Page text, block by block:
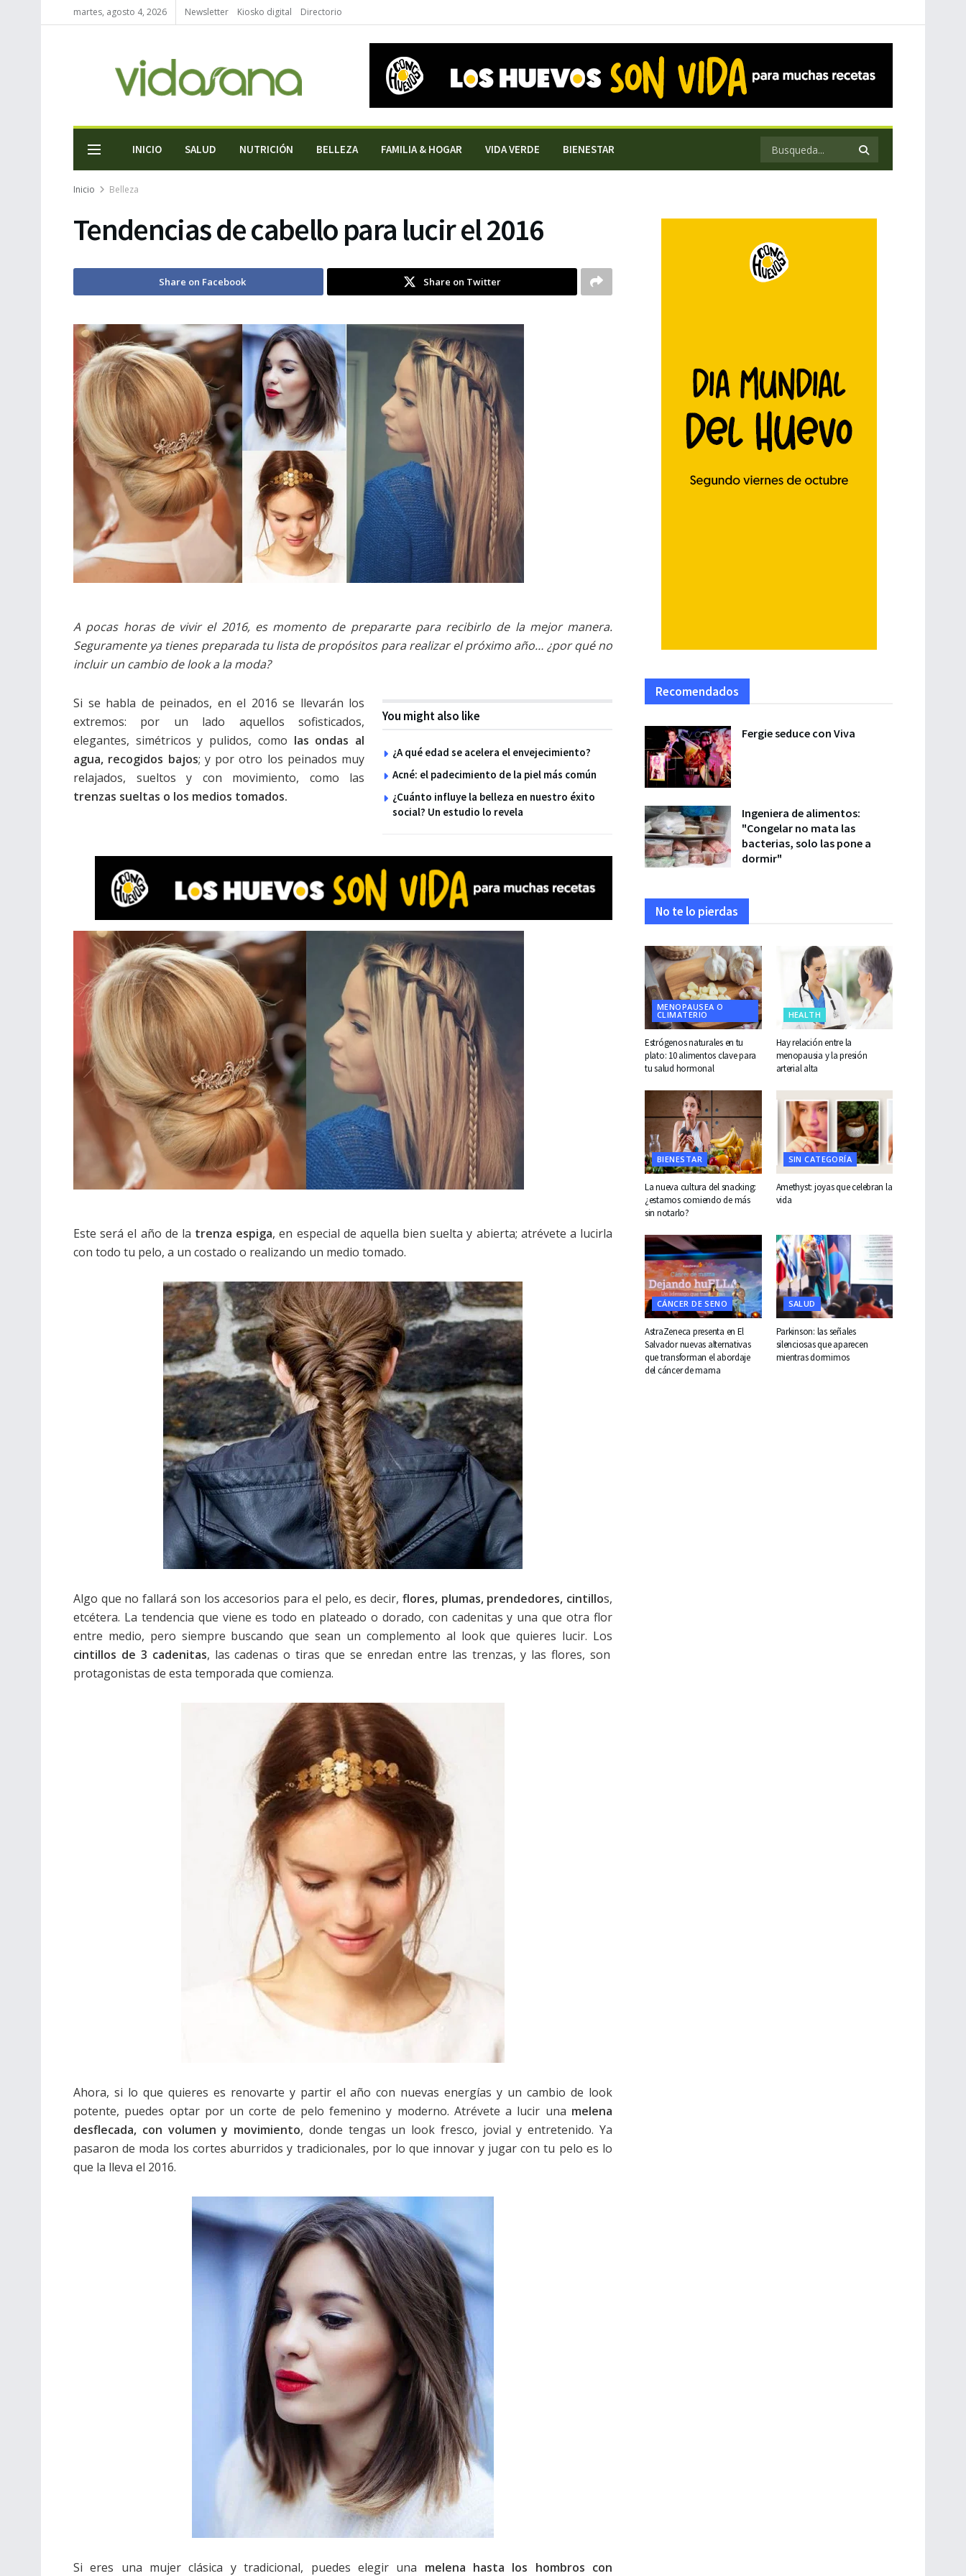
martes, agosto 4, 2026 Newsletter Kiosko digital Directorio
INICIO SALUD NUTRICIÓN BELLEZA FAMILIA & HOGAR VIDA VERDE BIENESTAR
Inicio Belleza
Tendencias de cabello para lucir el 2016
Share on Facebook Share on Twitter
A pocas horas de vivir el 2016, es momento de prepararte para recibirlo de la mejor manera.
Seguramente ya tienes preparada tu lista de propósitos para realizar el próximo año… ¿por qué no
incluir un cambio de look a la moda?
You might also like
¿A qué edad se acelera el envejecimiento?
Acné: el padecimiento de la piel más común
¿Cuánto influye la belleza en nuestro éxito
social? Un estudio lo revela
Si se habla de peinados, en el 2016 se llevarán los
extremos: por un lado aquellos sofisticados,
elegantes, simétricos y pulidos, como las ondas al
agua, recogidos bajos; y por otro los peinados muy
relajados, sueltos y con movimiento, como las
trenzas sueltas o los medios tomados.
Este será el año de la trenza espiga, en especial de aquella bien suelta y abierta; atrévete a lucirla
con todo tu pelo, a un costado o realizando un medio tomado.
Algo que no fallará son los accesorios para el pelo, es decir, flores, plumas, prendedores, cintillos,
etcétera. La tendencia que viene es todo en plateado o dorado, con cadenitas y una que otra flor
entre medio, pero siempre buscando que sean un complemento al look que quieres lucir. Los
cintillos de 3 cadenitas, las cadenas o tiras que se enredan entre las trenzas, y las flores, son
protagonistas de esta temporada que comienza.
Ahora, si lo que quieres es renovarte y partir el año con nuevas energías y un cambio de look
potente, puedes optar por un corte de pelo femenino y moderno. Atrévete a lucir una melena
desflecada, con volumen y movimiento, donde tengas un look fresco, jovial y entretenido. Ya
pasaron de moda los cortes aburridos y tradicionales, por lo que innovar y jugar con tu pelo es lo
que la lleva el 2016.
Si eres una mujer clásica y tradicional, puedes elegir una melena hasta los hombros con
Recomendados
Fergie seduce con Viva
Ingeniera de alimentos:
"Congelar no mata las
bacterias, solo las pone a
dormir"
No te lo pierdas
MENOPAUSEA O
CLIMATERIO
Estrógenos naturales en tu
plato: 10 alimentos clave para
tu salud hormonal
HEALTH
Hay relación entre la
menopausia y la presión
arterial alta
BIENESTAR
La nueva cultura del snacking:
¿estamos comiendo de más
sin notarlo?
SIN CATEGORÍA
Amethyst: joyas que celebran la
vida
CÁNCER DE SENO
AstraZeneca presenta en El
Salvador nuevas alternativas
que transforman el abordaje
del cáncer de mama
SALUD
Parkinson: las señales
silenciosas que aparecen
mientras dormimos